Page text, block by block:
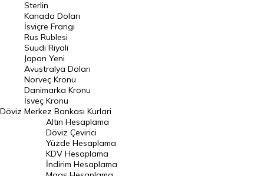
Frank Kuru
Riyal Kuru
Avustralya Doları
Danimarka Kronu Kuru
Kanada Doları Kuru
Norveç Kronu Kuru
İsveç Kronu Kuru
Japon Yeni Kuru
Serbest Piyasa Döviz Kurları
Döviz
Sterlin
Kanada Doları
İsviçre Frangı
Rus Rublesi
Suudi Riyali
Japon Yeni
Avustralya Doları
Norveç Kronu
Danimarka Kronu
İsveç Kronu
Merkez Bankası Kurlari
Altın Hesaplama
Döviz Çevirici
Yüzde Hesaplama
KDV Hesaplama
İndirim Hesaplama